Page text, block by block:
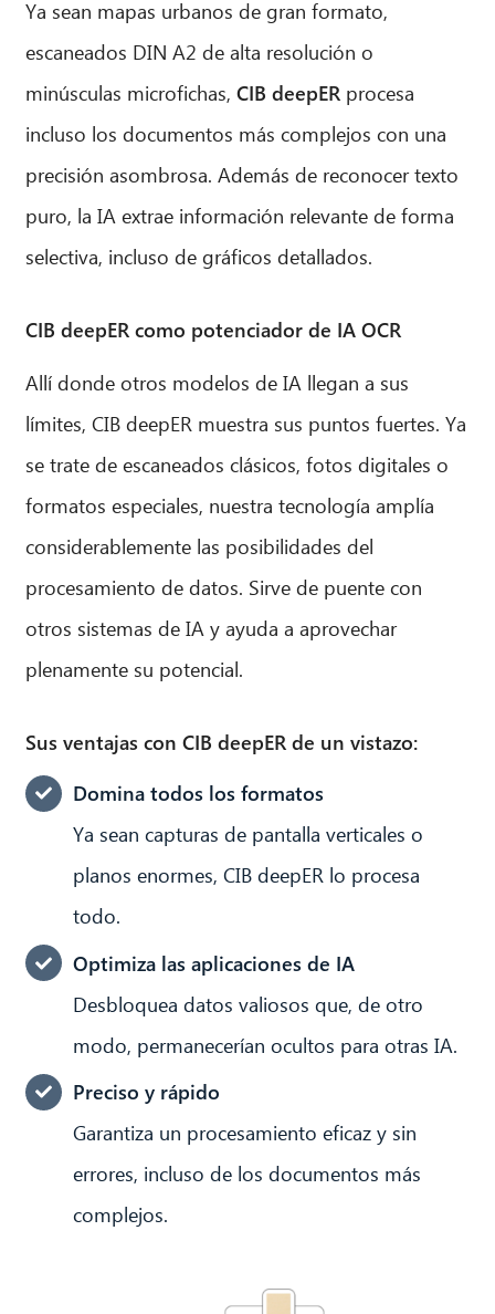
Ya sean mapas urbanos de gran formato,
escaneados DIN A2 de alta resolución o
minúsculas microfichas,CIB deepER procesa
incluso los documentos más complejos con una
precisión asombrosa. Además de reconocer texto
puro, la IA extrae información relevante de forma
selectiva, incluso de gráficos detallados.
CIB deepER como potenciador de IA OCR
Allí donde otros modelos de IA llegan a sus
límites, CIB deepER muestra sus puntos fuertes. Ya
se trate de escaneados clásicos, fotos digitales o
formatos especiales, nuestra tecnología amplía
considerablemente las posibilidades del
procesamiento de datos. Sirve de puente con
otros sistemas de IA y ayuda a aprovechar
plenamente su potencial.
Sus ventajas con CIB deepER de un vistazo:
Domina todos los formatos
Ya sean capturas de pantalla verticales o
planos enormes, CIB deepER lo procesa
todo.
Optimiza las aplicaciones de IA
Desbloquea datos valiosos que, de otro
modo, permanecerían ocultos para otras IA.
Preciso y rápido
Garantiza un procesamiento eficaz y sin
errores, incluso de los documentos más
complejos.